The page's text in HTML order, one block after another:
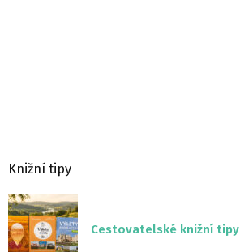
Knižní tipy
Cestovatelské knižní